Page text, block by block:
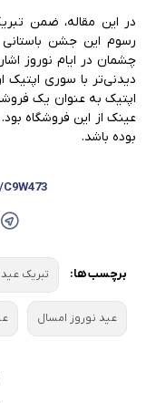
رسوم این جشن
چشمان در ایام نوروز
دیدنی‌تر با سوری اپتیک
اپتیک به عنوان یک
عینک از این فروشگاه
بوده باشد.
برچسب ها: تبریک عید
عید نوروز امسال